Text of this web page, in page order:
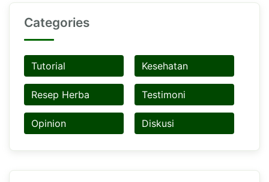
Categories
Tutorial Kesehatan
Resep Herba Testimoni
Opinion Diskusi